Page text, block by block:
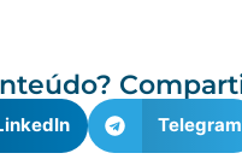
Telegram